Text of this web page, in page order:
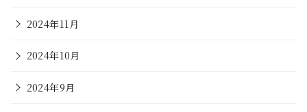
2024年11月
2024年10月
2024年9月